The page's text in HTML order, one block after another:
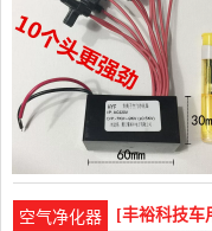
空气净化器
[丰裕科技车